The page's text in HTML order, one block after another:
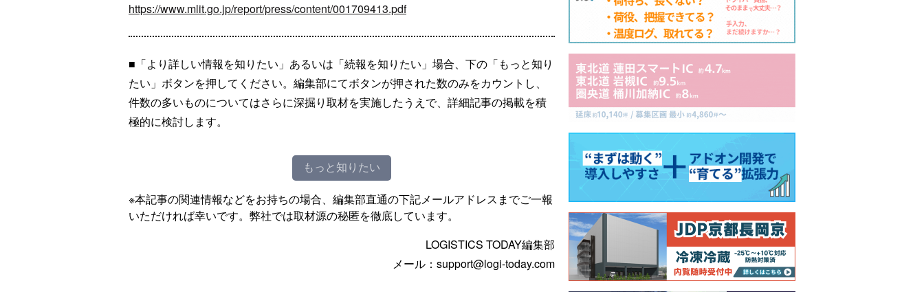
https://www.mlit.go.jp/report/press/content/001709413.pdf
■「より詳しい情報を知りたい」あるいは「続報を知りたい」場合、下の「もっと知り
たい」ボタンを押してください。編集部にてボタンが押された数のみをカウントし、
件数の多いものについてはさらに深掘り取材を実施したうえで、詳細記事の掲載を積
極的に検討します。
もっと知りたい
※本記事の関連情報などをお持ちの場合、編集部直通の下記メールアドレスまでご一報
いただければ幸いです。弊社では取材源の秘匿を徹底しています。
LOGISTICS TODAY編集部
メール：support@logi-today.com